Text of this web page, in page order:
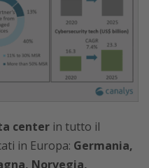
center in tutto il
in Europa: Germania,
Norvegia,